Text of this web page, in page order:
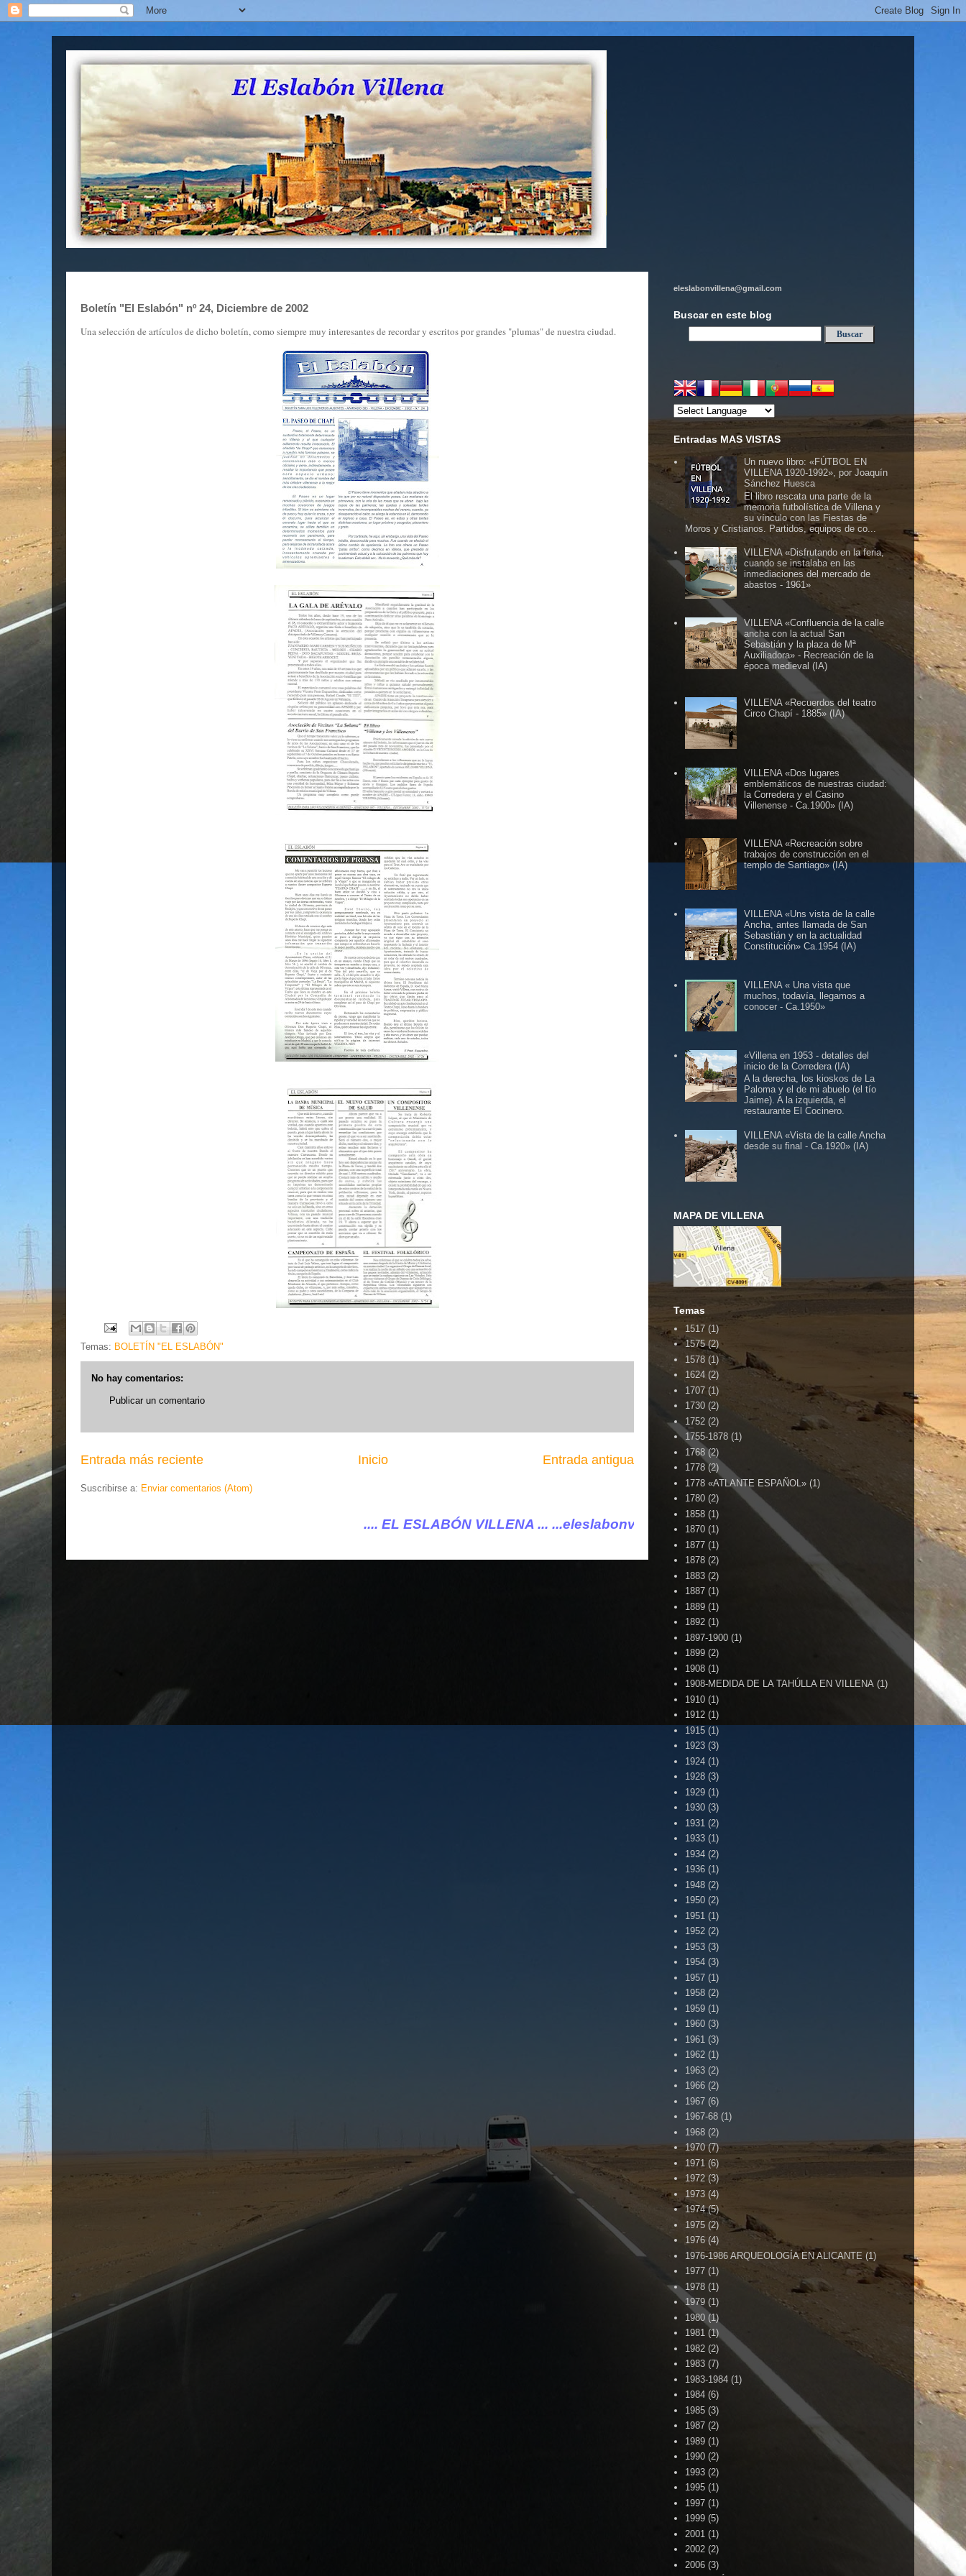
Boletín "El Eslabón" nº 24, Diciembre de 2002
Una selección de artículos de dicho boletín, como siempre muy interesantes de recordar y escritos por grandes "plumas" de nuestra ciudad.
Temas: BOLETÍN "EL ESLABÓN"
No hay comentarios:
Publicar un comentario
Entrada más reciente Entrada antigua
Inicio
Suscribirse a: Enviar comentarios (Atom)
.... EL ESLABÓN VILLENA ......eleslabonvillena@gmail.com ..... BLOG HERMANO DE VILLENA CUÉNTAME
eleslabonvillena@gmail.com
Buscar en este blog
Entradas MAS VISTAS
Un nuevo libro: «FÚTBOL EN
VILLENA 1920-1992», por Joaquín
Sánchez Huesca
El libro rescata una parte de la
memoria futbolística de Villena y
su vínculo con las Fiestas de
Moros y Cristianos. Partidos, equipos de co...
VILLENA «Disfrutando en la feria,
cuando se instalaba en las
inmediaciones del mercado de
abastos - 1961»
VILLENA «Confluencia de la calle
ancha con la actual San
Sebastián y la plaza de Mª
Auxiliadora» - Recreación de la
época medieval (IA)
VILLENA «Recuerdos del teatro
Circo Chapí - 1885» (IA)
VILLENA «Dos lugares
emblemáticos de nuestras ciudad:
la Corredera y el Casino
Villenense - Ca.1900» (IA)
VILLENA «Recreación sobre
trabajos de construcción en el
templo de Santiago» (IA)
VILLENA «Uns vista de la calle
Ancha, antes llamada de San
Sebastián y en la actualidad
Constitución» Ca.1954 (IA)
VILLENA « Una vista que
muchos, todavía, llegamos a
conocer - Ca.1950»
«Villena en 1953 - detalles del
inicio de la Corredera (IA)
A la derecha, los kioskos de La
Paloma y el de mi abuelo (el tío
Jaime). A la izquierda, el
restaurante El Cocinero.
VILLENA «Vista de la calle Ancha
desde su final - Ca.1920» (IA)
MAPA DE VILLENA
Temas
1517 (1)
1575 (2)
1578 (1)
1624 (2)
1707 (1)
1730 (2)
1752 (2)
1755-1878 (1)
1768 (2)
1778 (2)
1778 «ATLANTE ESPAÑOL» (1)
1780 (2)
1858 (1)
1870 (1)
1877 (1)
1878 (2)
1883 (2)
1887 (1)
1889 (1)
1892 (1)
1897-1900 (1)
1899 (2)
1908 (1)
1908-MEDIDA DE LA TAHÚLLA EN VILLENA (1)
1910 (1)
1912 (1)
1915 (1)
1923 (3)
1924 (1)
1928 (3)
1929 (1)
1930 (3)
1931 (2)
1933 (1)
1934 (2)
1936 (1)
1948 (2)
1950 (2)
1951 (1)
1952 (2)
1953 (3)
1954 (3)
1957 (1)
1958 (2)
1959 (1)
1960 (3)
1961 (3)
1962 (1)
1963 (2)
1966 (2)
1967 (6)
1967-68 (1)
1968 (2)
1970 (7)
1971 (6)
1972 (3)
1973 (4)
1974 (5)
1975 (2)
1976 (4)
1976-1986 ARQUEOLOGÍA EN ALICANTE (1)
1977 (1)
1978 (1)
1979 (1)
1980 (1)
1981 (1)
1982 (2)
1983 (7)
1983-1984 (1)
1984 (6)
1985 (3)
1987 (2)
1989 (1)
1990 (2)
1993 (2)
1995 (1)
1997 (1)
1999 (5)
2001 (1)
2002 (2)
2006 (3)